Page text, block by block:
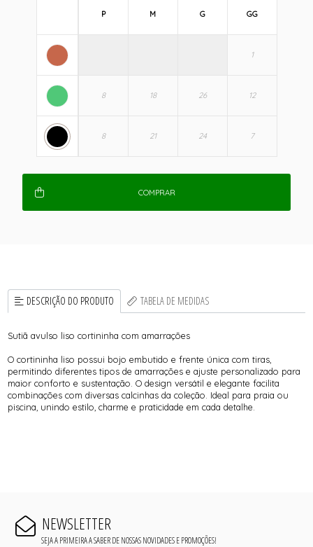
P M G GG
COMPRAR
DESCRIÇÃO DO PRODUTO TABELA DE MEDIDAS
Sutiã avulso liso cortininha com amarrações
O cortininha liso possui bojo embutido e frente única com tiras,
permitindo diferentes tipos de amarrações e ajuste personalizado para
maior conforto e sustentação. O design versátil e elegante facilita
combinações com diversas calcinhas da coleção. Ideal para praia ou
piscina, unindo estilo, charme e praticidade em cada detalhe.
NEWSLETTER
SEJA A PRIMEIRA A SABER DE NOSSAS NOVIDADES E PROMOÇÕES!